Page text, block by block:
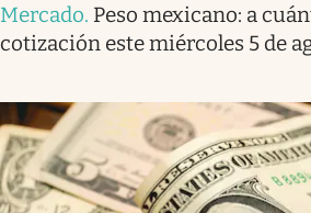
Mercado. Peso mexicano: a
cotización este miércoles 5 de